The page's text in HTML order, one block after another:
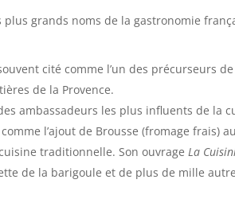
grands noms de la gastronomie
cité comme l’un des précurseurs
de la Provence.
ambassadeurs les plus influents de la
l’ajout de Brousse (fromage frais)
traditionnelle. Son ouvrageLa
de la barigoule et de plus de mille